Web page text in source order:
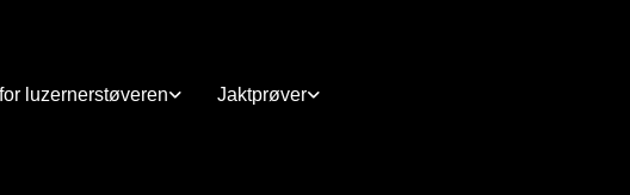
luzernerstøveren Jaktprøver